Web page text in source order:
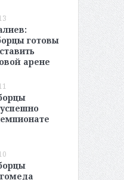
готовы
арене